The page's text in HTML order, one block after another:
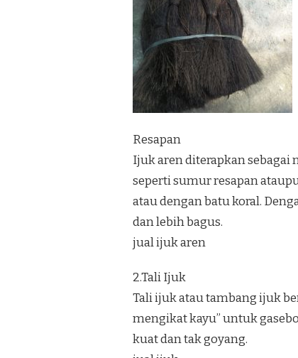
Resapan
Ijuk aren diterapkan sebagai
seperti sumur resapan
atau dengan batu koral.
dan lebih bagus.
jual ijuk aren
2.Tali Ijuk
Tali ijuk atau tambang ijuk
mengikat kayu” untuk
kuat dan tak goyang.